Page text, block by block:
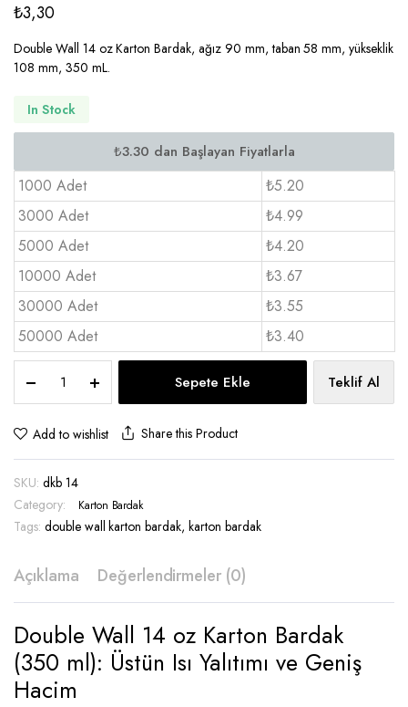
₺3,30
Double Wall 14 oz Karton Bardak, ağız 90 mm, taban 58 mm, yükseklik
108 mm, 350 mL.
In Stock
1000 Adet
₺5.20
3000 Adet
₺4.99
5000 Adet
₺4.20
10000 Adet
₺3.67
30000 Adet
₺3.55
50000 Adet
₺3.40
Wall
Karton
Bardak
OZ
-
DKB
14
Sepete Ekle Teklif Al
Add to wishlist Share this Product
SKU: dkb 14
Category:
Karton Bardak
Tags: double wall karton bardak,karton bardak
Açıklama Değerlendirmeler (0)
Double Wall 14 oz Karton Bardak
(350 ml): Üstün Isı Yalıtımı ve Geniş
Hacim